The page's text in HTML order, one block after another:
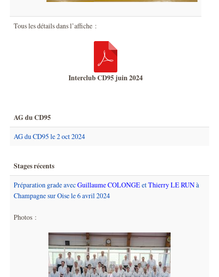
Tous les détails dans l’affiche :
Interclub CD95 juin 2024
AG du CD95
AG du CD95 le 2 oct 2024
Stages récents
Préparation grade avecGuillaume COLONGEetThierry LE RUNà
Champagne sur Oise le 6 avril 2024
Photos :